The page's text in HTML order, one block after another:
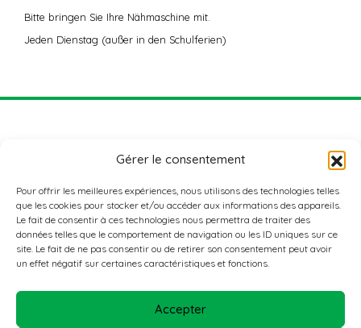
Gérer le consentement
Pour offrir les meilleures expériences, nous utilisons des technologies telles
que les cookies pour stocker et/ou accéder aux informations des appareils.
Le fait de consentir à ces technologies nous permettra de traiter des
données telles que le comportement de navigation ou les ID uniques sur ce
site. Le fait de ne pas consentir ou de retirer son consentement peut avoir
un effet négatif sur certaines caractéristiques et fonctions.
Accepter
Bitte bringen Sie Ihre Nähmaschine mit.
Jeden Dienstag (außer in den Schulferien)
ADRESSE
Nordstad Aktiv+
3, rue de l’école agricole
KONTAKTIEREN SIE UNS